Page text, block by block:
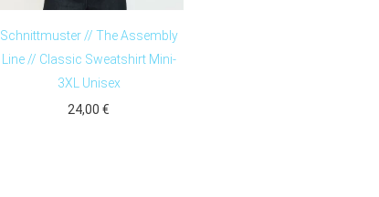
Schnittmuster // The Assembly
Line // Classic Sweatshirt Mini-
3XL Unisex
24,00 €